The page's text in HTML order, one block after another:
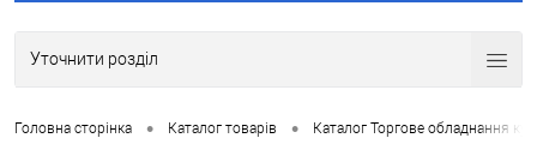
Уточнити розділ
Головна сторінка • Каталог товарів • Каталог Торгове обладнання